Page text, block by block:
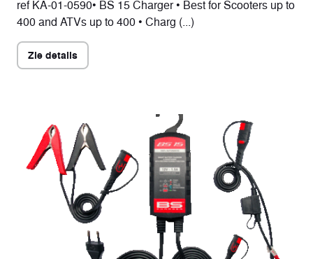
ref KA-01-0590• BS 15 Charger • Best for Scooters up to
400 and ATVs up to 400 • Charg (...)
Zie details